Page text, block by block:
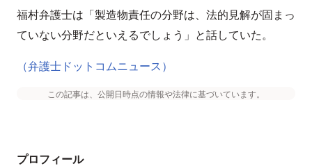
福村弁護士は「製造物責任の分野は、法的見解が固まっ
ていない分野だといえるでしょう」と話していた。
（弁護士ドットコムニュース）
この記事は、公開日時点の情報や法律に基づいています。
プロフィール